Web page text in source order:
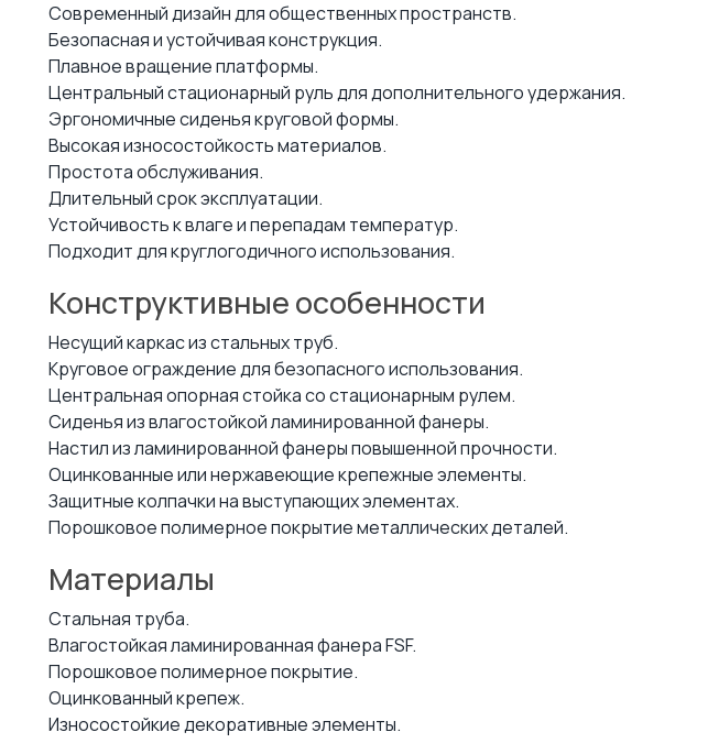
Современный дизайн для общественных пространств.
Безопасная и устойчивая конструкция.
Плавное вращение платформы.
Центральный стационарный руль для дополнительного удержания.
Эргономичные сиденья круговой формы.
Высокая износостойкость материалов.
Простота обслуживания.
Длительный срок эксплуатации.
Устойчивость к влаге и перепадам температур.
Подходит для круглогодичного использования.
Конструктивные особенности
Несущий каркас из стальных труб.
Круговое ограждение для безопасного использования.
Центральная опорная стойка со стационарным рулем.
Сиденья из влагостойкой ламинированной фанеры.
Настил из ламинированной фанеры повышенной прочности.
Оцинкованные или нержавеющие крепежные элементы.
Защитные колпачки на выступающих элементах.
Порошковое полимерное покрытие металлических деталей.
Материалы
Стальная труба.
Влагостойкая ламинированная фанера FSF.
Порошковое полимерное покрытие.
Оцинкованный крепеж.
Износостойкие декоративные элементы.